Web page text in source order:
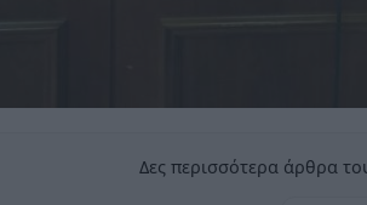
Δες περισσότερα άρθρα